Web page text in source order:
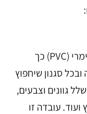
גדרות הויניל עשויות מחומר פולימרי (PVC) כך
סגנון שיחפוץ
גוונים וצבעים,
עובדה זו